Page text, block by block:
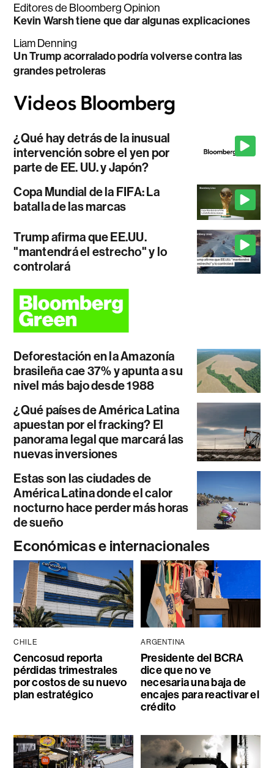
Editores de Bloomberg Opinion
Kevin Warsh tiene que dar algunas explicaciones
Liam Denning
Un Trump acorralado podría volverse contra las
grandes petroleras
¿Qué hay detrás de la inusual
intervención sobre el yen por
parte de EE. UU. y Japón?
Copa Mundial de la FIFA: La
batalla de las marcas
Trump afirma que EE.UU.
"mantendrá el estrecho" y lo
controlará
Deforestación en la Amazonía
brasileña cae 37% y apunta a su
nivel más bajo desde 1988
¿Qué países de América Latina
apuestan por el fracking? El
panorama legal que marcará las
nuevas inversiones
Estas son las ciudades de
América Latina donde el calor
nocturno hace perder más horas
de sueño
Económicas e internacionales
CHILE
Cencosud reporta
pérdidas trimestrales
por costos de su nuevo
plan estratégico
ARGENTINA
Presidente del BCRA
dice que no ve
necesaria una baja de
encajes para reactivar el
crédito